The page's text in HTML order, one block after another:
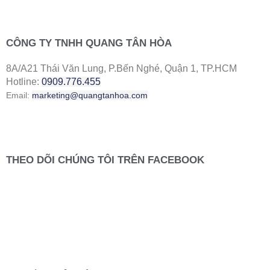
CÔNG TY TNHH QUANG TÂN HÒA
8A/A21 Thái Văn Lung, P.Bến Nghé, Quận 1, TP.HCM
Hotline: 0909.776.455
Email: marketing@quangtanhoa.com
THEO DÕI CHÚNG TÔI TRÊN FACEBOOK